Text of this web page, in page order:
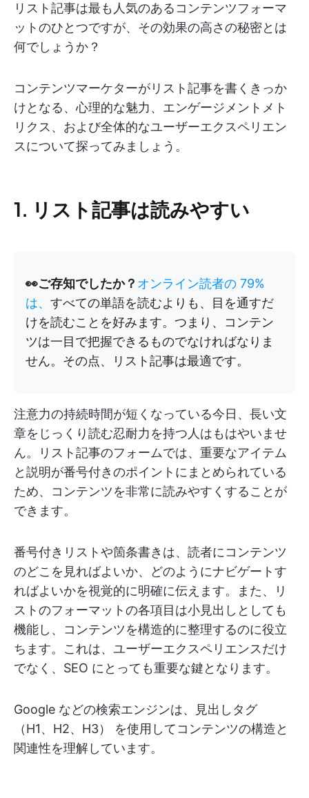
リスト記事は最も人気のあるコンテンツフォーマ
ットのひとつですが、その効果の高さの秘密とは
何でしょうか？
コンテンツマーケターがリスト記事を書くきっか
けとなる、心理的な魅力、エンゲージメントメト
リクス、および全体的なユーザーエクスペリエン
スについて探ってみましょう。
1. リスト記事は読みやすい
👀ご存知でしたか？ オンライン読者の 79%
は、 すべての単語を読むよりも、目を通すだ
けを読むことを好みます。つまり、コンテン
ツは一目で把握できるものでなければなりま
せん。その点、リスト記事は最適です。
注意力の持続時間が短くなっている今日、長い文
章をじっくり読む忍耐力を持つ人はもはやいませ
ん。リスト記事のフォームでは、重要なアイテム
と説明が番号付きのポイントにまとめられている
ため、コンテンツを非常に読みやすくすることが
できます。
番号付きリストや箇条書きは、読者にコンテンツ
のどこを見ればよいか、どのようにナビゲートす
ればよいかを視覚的に明確に伝えます。また、リ
ストのフォーマットの各項目は小見出しとしても
機能し、コンテンツを構造的に整理するのに役立
ちます。これは、ユーザーエクスペリエンスだけ
でなく、SEO にとっても重要な鍵となります。
Google などの検索エンジンは、見出しタグ
（H1、H2、H3） を使用してコンテンツの構造と
関連性を理解しています。